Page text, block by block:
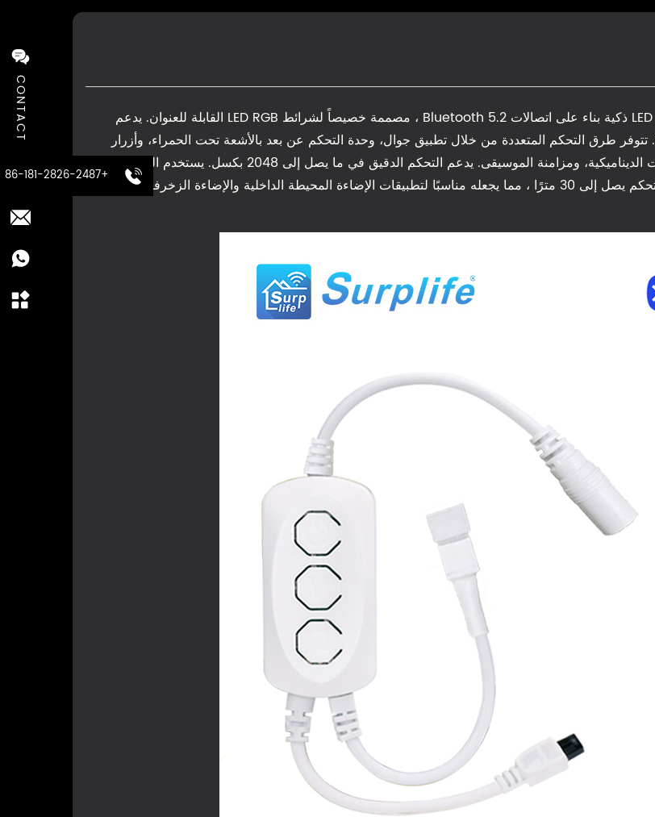
وحدة التحكم في ضوء LED بلوتوث هي وحدة تحكم في شريط LED ذكية بناء على اتصالات Bluetooth 5.2 ، مصممة خصيصاً لشرائط LED RGB القابلة للعنوان. يدعم
مختلف رقائق IC السائدة ومتوافق مع أنظمة Android و iOS. تتوفر طرق التحكم المتعددة من خلال تطبيق جوال، وحدة التحكم عن بعد بالأشعة تحت الحمراء، وأزرار
على الجهاز، مما يسمح بتبديل الألوان، وضبط سطوع، والتأثيرات الديناميكية، ومزامنة الموسيقى. يدعم التحكم الدقيق في ما يصل إلى 2048 بكسل. يستخدم المنتج
طاقة DC منخفضة الجهد ، ويقدم اتصال مستقر ، وله نطاق التحكم يصل إلى 30 مترًا ، مما يجعله مناسبًا لتطبيقات الإضاءة المحيطة الداخلية والإضاءة الزخرفية
CONTACT
+86-181-2826-2487